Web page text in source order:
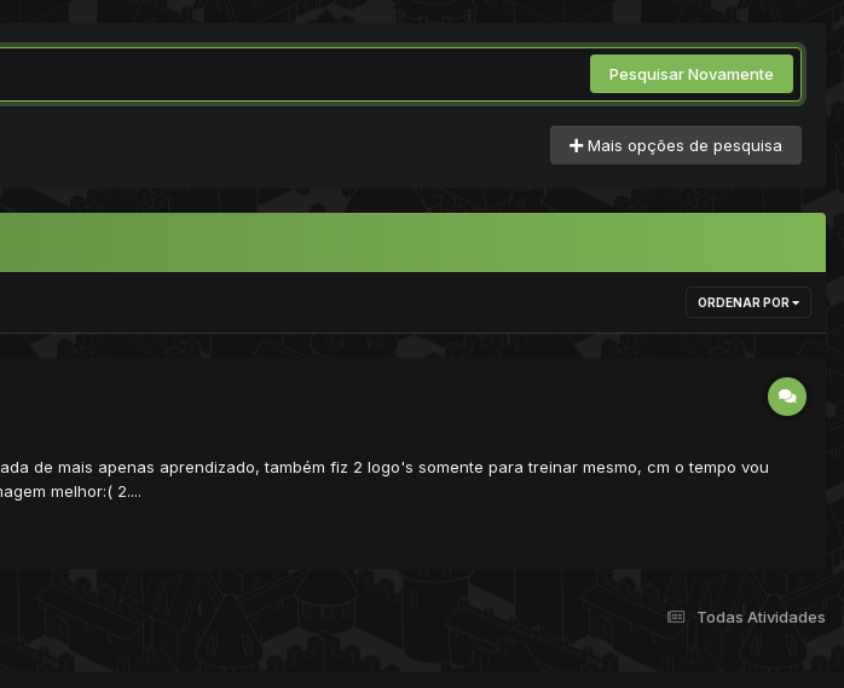
Pesquisar Novamente
Mais opções de pesquisa
ORDENAR POR
de mais apenas aprendizado, também fiz 2 logo's somente para treinar mesmo, cm o tempo vou
melhor:( 2....
Todas Atividades